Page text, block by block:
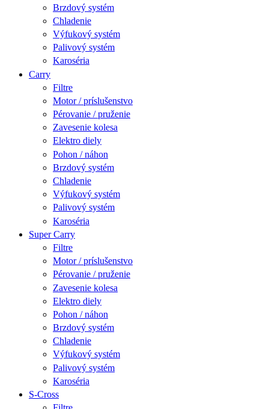
Brzdový systém
Chladenie
Výfukový systém
Palivový systém
Karoséria
Carry
Filtre
Motor / príslušenstvo
Pérovanie / pruženie
Zavesenie kolesa
Elektro diely
Pohon / náhon
Brzdový systém
Chladenie
Výfukový systém
Palivový systém
Karoséria
Super Carry
Filtre
Motor / príslušenstvo
Pérovanie / pruženie
Zavesenie kolesa
Elektro diely
Pohon / náhon
Brzdový systém
Chladenie
Výfukový systém
Palivový systém
Karoséria
S-Cross